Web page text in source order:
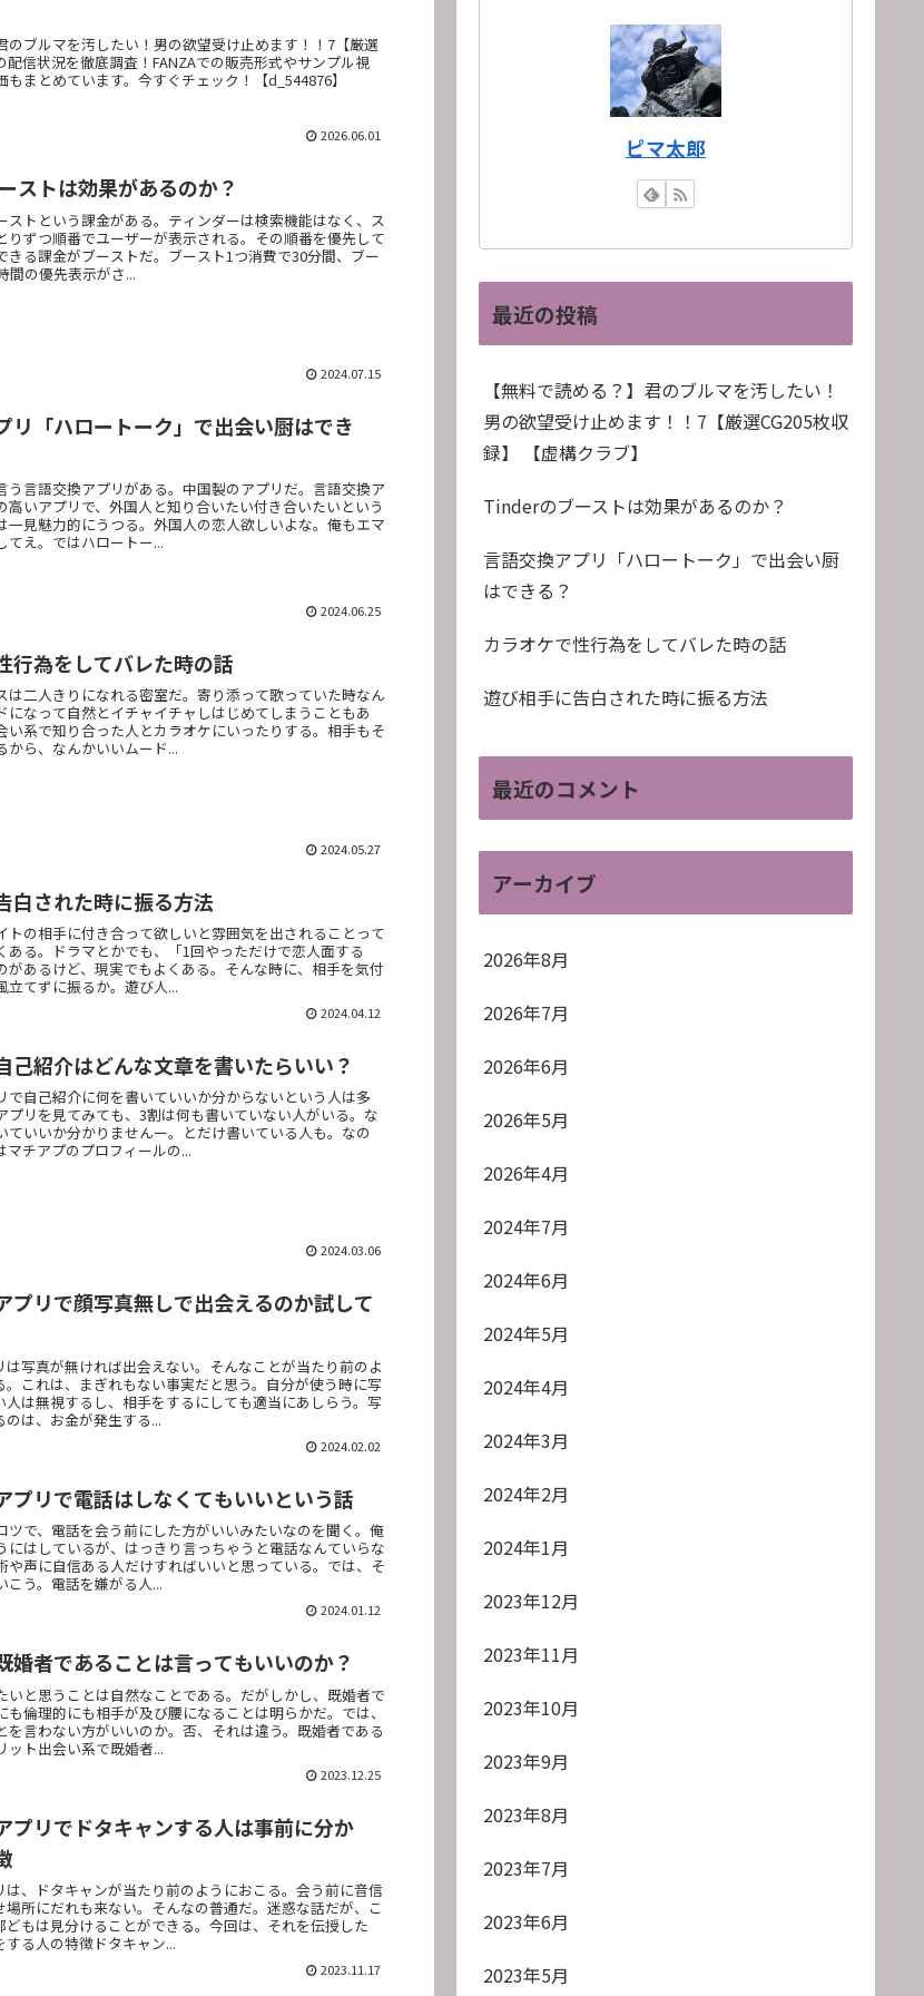
のブルマを汚したい！男の欲望受け止めます！！7【厳選
配信状況を徹底調査！FANZAでの販売形式やサンプル視
もまとめています。今すぐチェック！【d_544876】
2026.06.01
ストは効果があるのか？
ストという課金がある。ティンダーは検索機能はなく、ス
りずつ順番でユーザーが表示される。その順番を優先して
きる課金がブーストだ。ブースト1つ消費で30分間、ブー
間の優先表示がさ...
2024.07.15
リ「ハロートーク」で出会い厨はでき
う言語交換アプリがある。中国製のアプリだ。言語交換ア
高いアプリで、外国人と知り合いたい付き合いたいという
一見魅力的にうつる。外国人の恋人欲しいよな。俺もエマ
てえ。ではハロートー...
2024.06.25
行為をしてバレた時の話
は二人きりになれる密室だ。寄り添って歌っていた時なん
になって自然とイチャイチャしはじめてしまうこともあ
い系で知り合った人とカラオケにいったりする。相手もそ
から、なんかいいムード...
2024.05.27
白された時に振る方法
トの相手に付き合って欲しいと雰囲気を出されることって
ある。ドラマとかでも、「1回やっただけで恋人面する
があるけど、現実でもよくある。そんな時に、相手を気付
立てずに振るか。遊び人...
2024.04.12
己紹介はどんな文章を書いたらいい？
で自己紹介に何を書いていいか分からないという人は多
プリを見てみても、3割は何も書いていない人がいる。な
ていいか分かりませんー。とだけ書いている人も。なの
マチアプのプロフィールの...
2024.03.06
プリで顔写真無しで出会えるのか試して
は写真が無ければ出会えない。そんなことが当たり前のよ
。これは、まぎれもない事実だと思う。自分が使う時に写
人は無視するし、相手をするにしても適当にあしらう。写
は、お金が発生する...
2024.02.02
プリで電話はしなくてもいいという話
ツで、電話を会う前にした方がいいみたいなのを聞く。俺
にはしているが、はっきり言っちゃうと電話なんていらな
や声に自信ある人だけすればいいと思っている。では、そ
こう。電話を嫌がる人...
2024.01.12
婚者であることは言ってもいいのか？
いと思うことは自然なことである。だがしかし、既婚者で
も倫理的にも相手が及び腰になることは明らかだ。では、
を言わない方がいいのか。否、それは違う。既婚者である
ット出会い系で既婚者...
2023.12.25
プリでドタキャンする人は事前に分か
は、ドタキャンが当たり前のようにおこる。会う前に音信
場所にだれも来ない。そんなの普通だ。迷惑な話だが、こ
どもは見分けることができる。今回は、それを伝授した
する人の特徴ドタキャン...
2023.11.17
ピマ太郎
最近の投稿
【無料で読める？】君のブルマを汚したい！
男の欲望受け止めます！！7【厳選CG205枚収
録】 【虚構クラブ】
Tinderのブーストは効果があるのか？
言語交換アプリ「ハロートーク」で出会い厨
はできる？
カラオケで性行為をしてバレた時の話
遊び相手に告白された時に振る方法
最近のコメント
アーカイブ
2026年8月
2026年7月
2026年6月
2026年5月
2026年4月
2024年7月
2024年6月
2024年5月
2024年4月
2024年3月
2024年2月
2024年1月
2023年12月
2023年11月
2023年10月
2023年9月
2023年8月
2023年7月
2023年6月
2023年5月